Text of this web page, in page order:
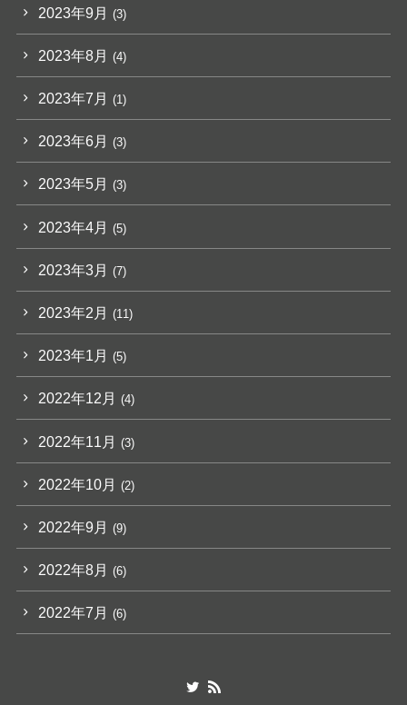
2023年9月 (3)
2023年8月 (4)
2023年7月 (1)
2023年6月 (3)
2023年5月 (3)
2023年4月 (5)
2023年3月 (7)
2023年2月 (11)
2023年1月 (5)
2022年12月 (4)
2022年11月 (3)
2022年10月 (2)
2022年9月 (9)
2022年8月 (6)
2022年7月 (6)